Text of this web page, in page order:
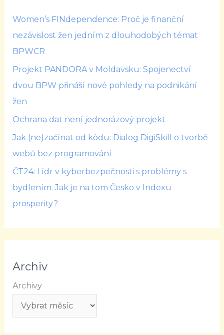
Women’s FINdependence: Proč je finanční
nezávislost žen jedním z dlouhodobých témat
BPWCR
Projekt PANDORA v Moldavsku: Spojenectví
dvou BPW přináší nové pohledy na podnikání
žen
Ochrana dat není jednorázový projekt
Jak (ne)začínat od kódu: Dialog DigiSkill o tvorbě
webů bez programování
ČT24: Lídr v kyberbezpečnosti s problémy s
bydlením. Jak je na tom Česko v Indexu
prosperity?
Archiv
Archivy